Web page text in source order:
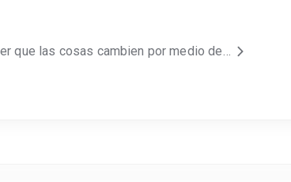
Todos tenemos un talento y el mío es hacer que las cosas cambien por medio de las letras. Soy colombiana, psicóloga y amante de los buenos libros, en mis historias, encontrarás amor, pasión y algunas guerras internas. En cada personaje hay parte de mi vida personal, ideales, junto a la problemática social, que se vive en el mundo… “Cuando una mujer lee, se libera Cuando una mujer escribe, se salva. Y cuando una mujer hace ambas, es ella misma” - (Es mi filosofía) Gracias por su atención… “Escribir más que vivir es respirar”